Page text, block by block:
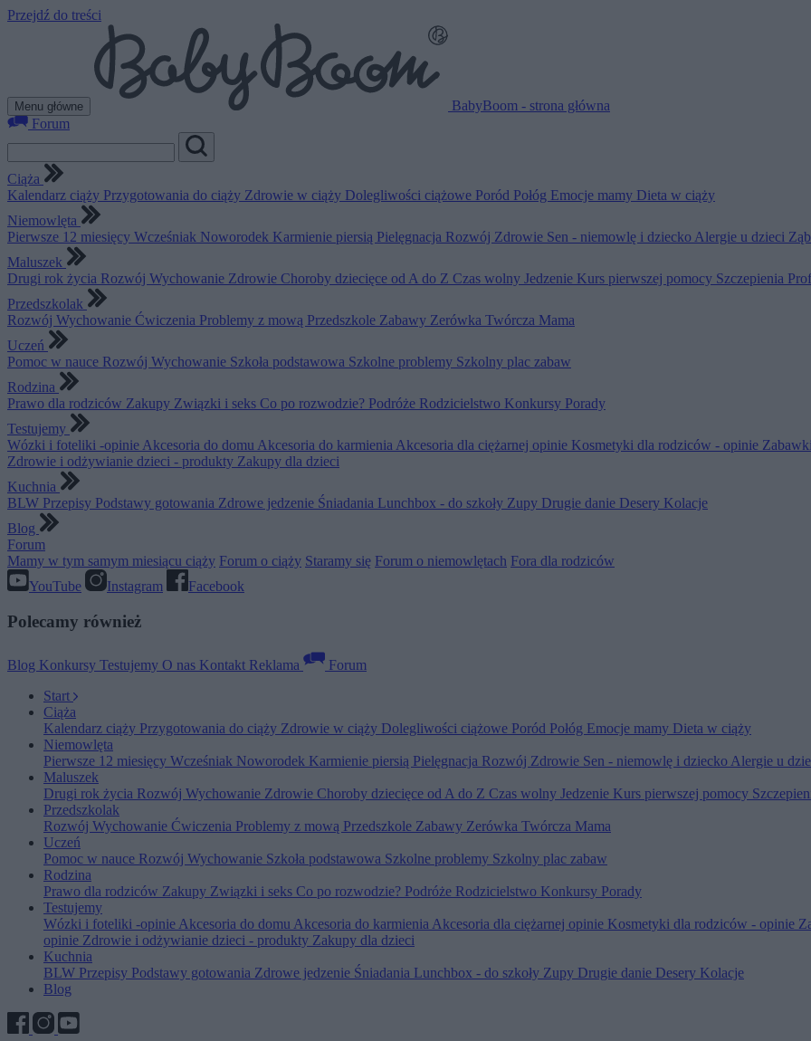
Przejdź do treści
Menu główne
BabyBoom - strona główna
Forum
Ciąża
Kalendarz ciąży Przygotowania do ciąży Zdrowie w ciąży Dolegliwości ciążowe Poród Połóg Emocje mamy Dieta w ciąży
Niemowlęta
Pierwsze 12 miesięcy Wcześniak Noworodek Karmienie piersią Pielęgnacja Rozwój Zdrowie Sen - niemowlę i dziecko Alergie u dzieci
Maluszek
Drugi rok życia Rozwój Wychowanie Zdrowie Choroby dziecięce od A do Z Czas wolny Jedzenie Kurs pierwszej pomocy Szczepienia
Przedszkolak
Rozwój Wychowanie Ćwiczenia Problemy z mową Przedszkole Zabawy Zerówka Twórcza Mama
Uczeń
Pomoc w nauce Rozwój Wychowanie Szkoła podstawowa Szkolne problemy Szkolny plac zabaw
Rodzina
Prawo dla rodziców Zakupy Związki i seks Co po rozwodzie? Podróże Rodzicielstwo Konkursy Porady
Testujemy
Wózki i foteliki -opinie Akcesoria do domu Akcesoria do karmienia Akcesoria dla ciężarnej opinie Kosmetyki dla rodziców - opinie
Zdrowie i odżywianie dzieci - produkty Zakupy dla dzieci
Kuchnia
BLW Przepisy Podstawy gotowania Zdrowe jedzenie Śniadania Lunchbox - do szkoły Zupy Drugie danie Desery Kolacje
Blog
Forum
Mamy w tym samym miesiącu ciąży Forum o ciąży Staramy się Forum o niemowlętach Fora dla rodziców
YouTube
Instagram Facebook
Polecamy również
Blog Konkursy Testujemy O nas Kontakt Reklama
Forum
Start
Ciąża
Kalendarz ciąży Przygotowania do ciąży Zdrowie w ciąży Dolegliwości ciążowe Poród Połóg Emocje mamy Dieta w ciąży
Niemowlęta
Pierwsze 12 miesięcy Wcześniak Noworodek Karmienie piersią Pielęgnacja Rozwój Zdrowie Sen - niemowlę i dziecko Alergie u
Maluszek
Drugi rok życia Rozwój Wychowanie Zdrowie Choroby dziecięce od A do Z Czas wolny Jedzenie Kurs pierwszej pomocy
Przedszkolak
Rozwój Wychowanie Ćwiczenia Problemy z mową Przedszkole Zabawy Zerówka Twórcza Mama
Uczeń
Pomoc w nauce Rozwój Wychowanie Szkoła podstawowa Szkolne problemy Szkolny plac zabaw
Rodzina
Prawo dla rodziców Zakupy Związki i seks Co po rozwodzie? Podróże Rodzicielstwo Konkursy Porady
Testujemy
Wózki i foteliki -opinieAkcesoria do domu Akcesoria do karmieniaAkcesoria dla ciężarnej opinie Kosmetyki dla rodziców - opinie
opinie Zdrowie i odżywianie dzieci - produkty Zakupy dla dzieci
Kuchnia
BLW Przepisy Podstawy gotowania Zdrowe jedzenie Śniadania Lunchbox - do szkoły Zupy Drugie danie Desery Kolacje
Blog